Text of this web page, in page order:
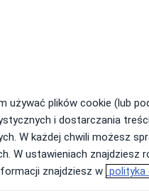
Ndz, Pon,
10 Sie
używać plików cookie (lub
i dostarczania
W każdej chwili możesz
W ustawieniach znajdziesz
znajdziesz w polityka